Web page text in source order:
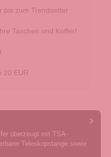
bis zum Trendsetter
Taschen und Koffer!
20 EUR
überzeugt mit TSA-
Teleskopstange sowie